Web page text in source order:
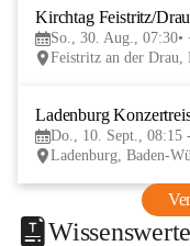
Kirchtag Feistritz/Drau
So., 30. Aug., 07:30
Feistritz an der
Ladenburg
Do., 10. Sept., 08:15
Ladenburg, Baden-